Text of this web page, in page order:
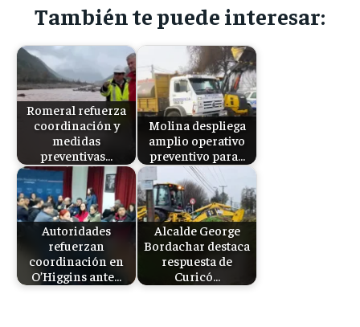
También te puede interesar:
Romeral refuerza
coordinación y
medidas
preventivas…
Molina despliega
amplio operativo
preventivo para…
Autoridades
refuerzan
coordinación en
O’Higgins ante…
Alcalde George
Bordachar destaca
respuesta de
Curicó…